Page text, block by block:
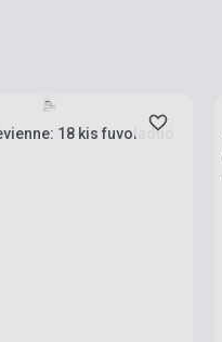
18 kis fuvoladuó